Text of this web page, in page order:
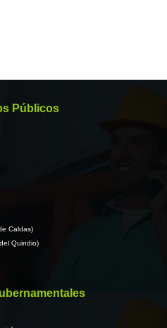
Públicos
Caldas)
Quindio)